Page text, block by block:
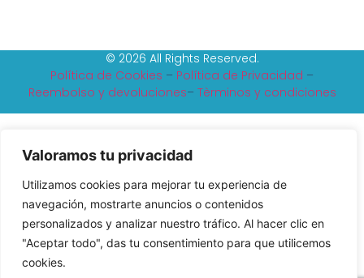
Valoramos tu privacidad
Utilizamos cookies para mejorar tu experiencia de
navegación, mostrarte anuncios o contenidos
personalizados y analizar nuestro tráfico. Al hacer clic en
"Aceptar todo", das tu consentimiento para que utilicemos
cookies.
© 2026 All Rights Reserved.
Política de Cookies – Política de Privacidad –
Reembolso y devoluciones– Tèrminos y condiciones